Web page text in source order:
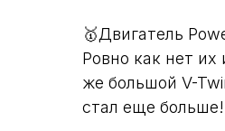
🥇Двигатель
Ровно как нет
же большой V-
стал еще больше!